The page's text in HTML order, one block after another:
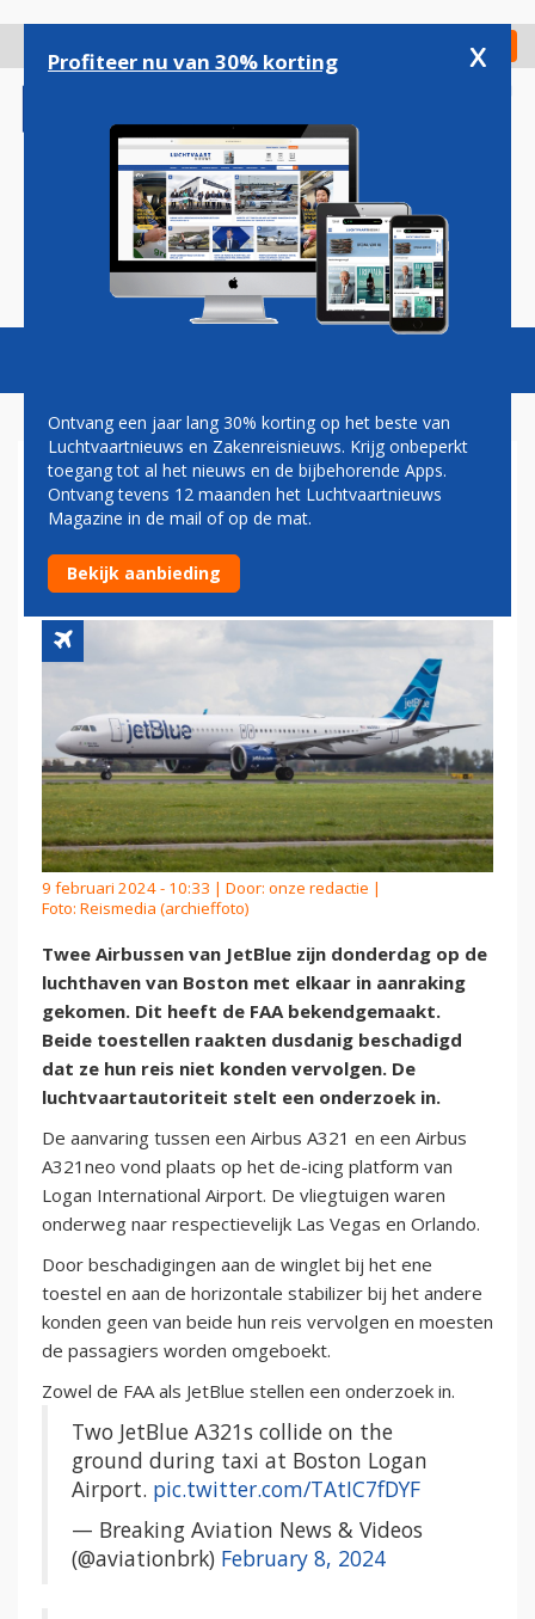
gaan
Check in
Magazine Podcasts Vacatures
TWEE TOESTELLEN VAN
JETBLUE RAKEN ELKAAR OP
LUCHTHAVEN BOSTON
9 februari 2024 - 10:33 | Door: onze redactie |
Foto: Reismedia (archieffoto)
Twee Airbussen van JetBlue zijn donderdag op de
luchthaven van Boston met elkaar in aanraking
gekomen. Dit heeft de FAA bekendgemaakt.
Beide toestellen raakten dusdanig beschadigd
dat ze hun reis niet konden vervolgen. De
luchtvaartautoriteit stelt een onderzoek in.
De aanvaring tussen een Airbus A321 en een Airbus
A321neo vond plaats op het de-icing platform van
Logan International Airport. De vliegtuigen waren
onderweg naar respectievelijk Las Vegas en Orlando.
Door beschadigingen aan de winglet bij het ene
toestel en aan de horizontale stabilizer bij het andere
konden geen van beide hun reis vervolgen en moesten
de passagiers worden omgeboekt.
Zowel de FAA als JetBlue stellen een onderzoek in.
Two JetBlue A321s collide on the
ground during taxi at Boston Logan
Airport. pic.twitter.com/TAtIC7fDYF
— Breaking Aviation News & Videos
(@aviationbrk) February 8, 2024
Profiteer nu van 30% korting x
Ontvang een jaar lang 30% korting op het beste van
Luchtvaartnieuws en Zakenreisnieuws. Krijg onbeperkt
toegang tot al het nieuws en de bijbehorende Apps.
Ontvang tevens 12 maanden het Luchtvaartnieuws
Magazine in de mail of op de mat.
Bekijk aanbieding